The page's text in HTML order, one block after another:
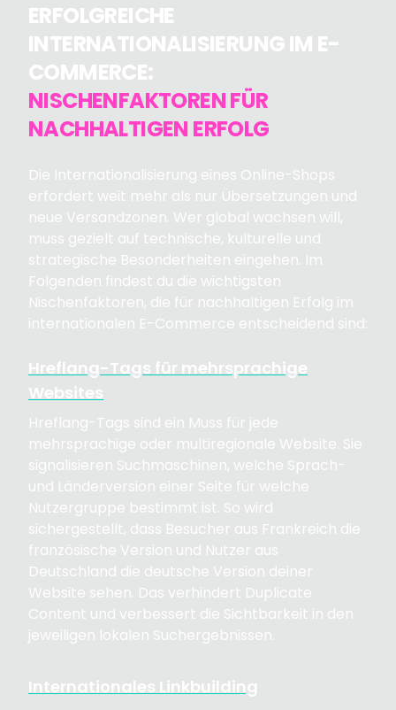
ERFOLGREICHE
INTERNATIONALISIERUNG IM E-
COMMERCE:
NISCHENFAKTOREN FÜR
NACHHALTIGEN ERFOLG
Die Internationalisierung eines Online-Shops
erfordert weit mehr als nur Übersetzungen und
neue Versandzonen. Wer global wachsen will,
muss gezielt auf technische, kulturelle und
strategische Besonderheiten eingehen. Im
Folgenden findest du die wichtigsten
Nischenfaktoren, die für nachhaltigen Erfolg im
internationalen E-Commerce entscheidend sind:
Hreflang-Tags für mehrsprachige
Websites
Hreflang-Tags sind ein Muss für jede
mehrsprachige oder multiregionale Website. Sie
signalisieren Suchmaschinen, welche Sprach-
und Länderversion einer Seite für welche
Nutzergruppe bestimmt ist. So wird
sichergestellt, dass Besucher aus Frankreich die
französische Version und Nutzer aus
Deutschland die deutsche Version deiner
Website sehen. Das verhindert Duplicate
Content und verbessert die Sichtbarkeit in den
jeweiligen lokalen Suchergebnissen.
Internationales Linkbuilding